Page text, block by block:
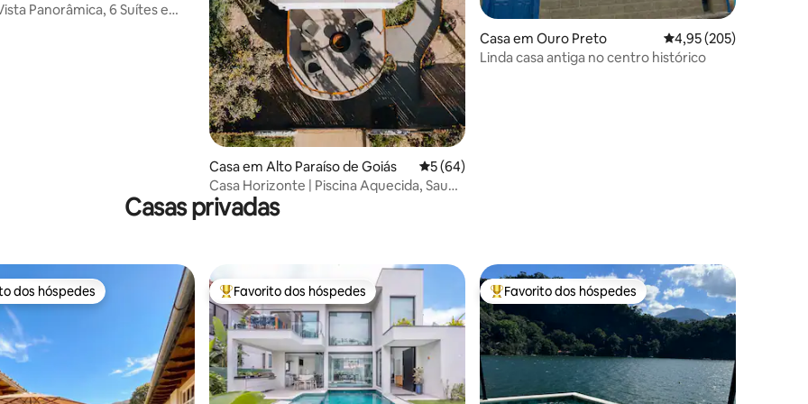
5 em 5 estrelas, 11avaliações
Panorâmica, 6 Suítes e
Casa em Alto Paraíso de Goiás Classificação média de 5 em 5 estrelas, 64avaliações
5 (64)
Casa Horizonte | Piscina Aquecida, Sauna
e Vista
Casa em Ouro Preto Classificação média
4,95 (205)
Linda casa antiga no centro histórico
Casas privadas
dos hóspedes mais apreciados
dos hóspedes Favoritos dos hóspedes mais apreciados
Favorito dos hóspedes Favoritos dos hóspedes mais apreciados
Favorito dos hóspedes